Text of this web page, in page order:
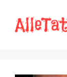
Inhalt
springen